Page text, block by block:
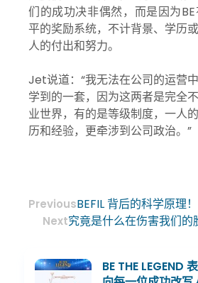
们的成功决非偶然，而是因为
平的奖励系统，不计背景、学历
人的付出和努力。
Jet说道：“我无法在公司的运营
学到的一套，因为这两者是完全
业世界，有的是等级制度，一人
历和经验，更牵涉到公司政治。”
PreviousBEFIL 背后的科学原理！
Next究竟是什么在伤害我们的
BE THE LEGEND